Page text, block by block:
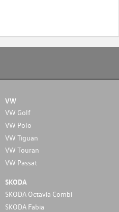
VW
VW Golf
VW Polo
VW Tiguan
VW Touran
VW Passat
SKODA
SKODA Octavia Combi
SKODA Fabia